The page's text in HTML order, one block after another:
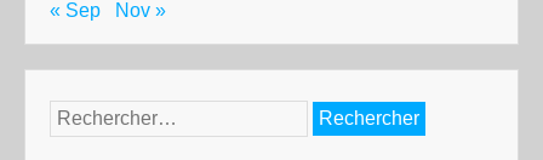
« Sep Nov »
Rechercher :